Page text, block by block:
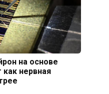
на основе
как нервная